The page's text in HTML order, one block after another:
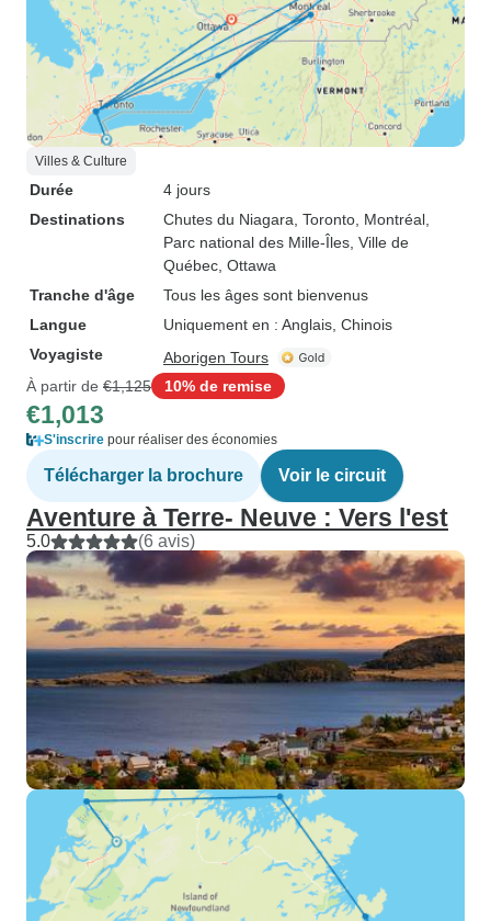
Villes & Culture
Durée
4 jours
Destinations
Chutes du Niagara , Toronto , Montréal
Parc national des Mille-Îles , Ville de
Québec , Ottawa
Tranche d'âge
Tous les âges sont bienvenus
Langue
Uniquement en : Anglais, Chinois
Voyagiste
Aborigen Tours
À partir de €1,125 10% de remise
€1,013
S'inscrire pour réaliser des économies
Télécharger la brochure Voir le circuit
Aventure à Terre- Neuve : Vers l'est
5.0 (6 avis)